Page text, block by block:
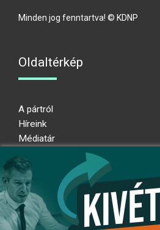
Minden jog fenntartva! © KDNP
Oldaltérkép
A pártról
Híreink
Médiatár
Adatkezelési nyilatkozat
Átláthatósági nyilatkozat
Ugrás az oldal tetejére